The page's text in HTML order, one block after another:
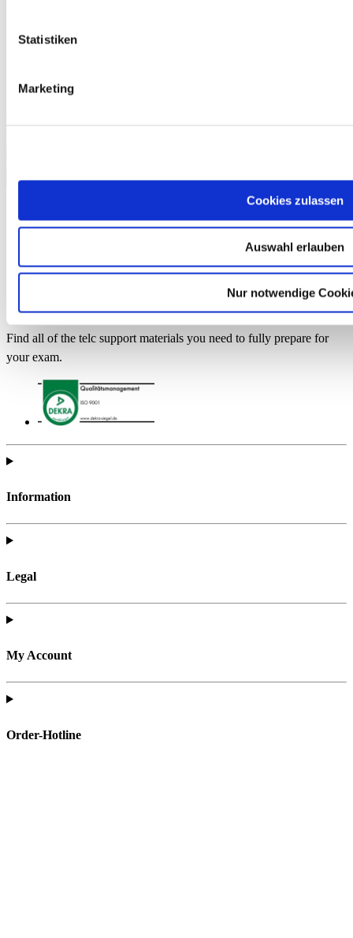
Statistiken
Marketing
Cookies zulassen
Auswahl erlauben
Nur notwendige
Find all of the telc support materials you need to fully prepare for
your exam.
Information
Legal
My Account
Order-Hotline